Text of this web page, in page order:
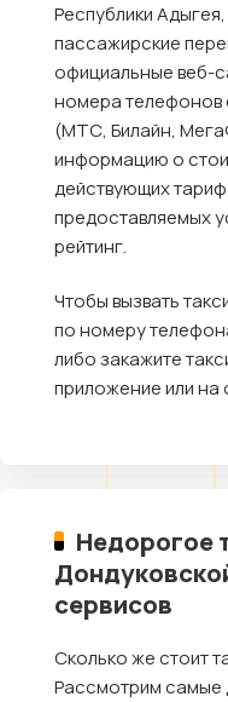
Республики
пассажирские
официальные веб-
номера телефонов
(МТС, Билайн,
информацию о
действующих
предоставляемых
рейтинг.
Чтобы вызвать
по номеру
либо закажите
приложение или на
Недорогое
сервисов
Сколько же стоит
Рассмотрим самые